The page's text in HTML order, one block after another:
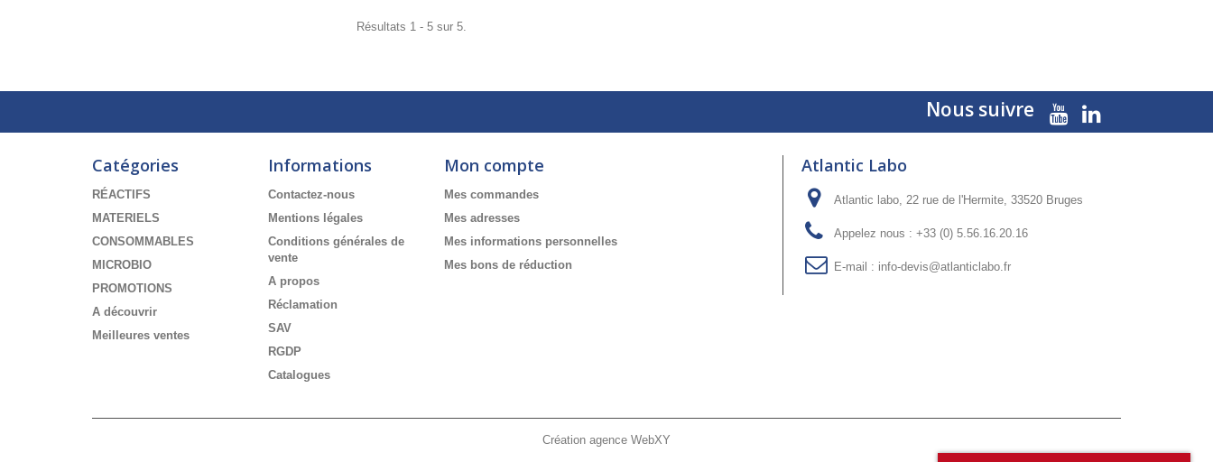
Résultats 1 - 5 sur 5.
Nous suivre
Catégories
RÉACTIFS
MATERIELS
CONSOMMABLES
MICROBIO
PROMOTIONS
A découvrir
Meilleures ventes
Informations
Contactez-nous
Mentions légales
Conditions générales de
vente
A propos
Réclamation
SAV
RGDP
Catalogues
Création agence WebXY
Mon compte
Mes commandes
Mes adresses
Mes informations personnelles
Mes bons de réduction
Atlantic Labo
Atlantic labo, 22 rue de l'Hermite, 33520 Bruges
Appelez nous : +33 (0) 5.56.16.20.16
E-mail : info-devis@atlanticlabo.fr